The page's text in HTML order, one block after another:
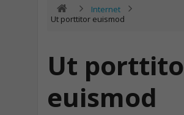
Internet
Ut porttitor euismod
Ut
euismod